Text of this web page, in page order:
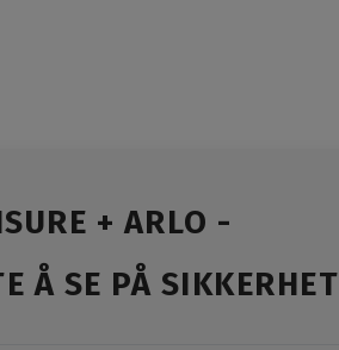
+ ARLO -
Å SE PÅ SIKKERHET